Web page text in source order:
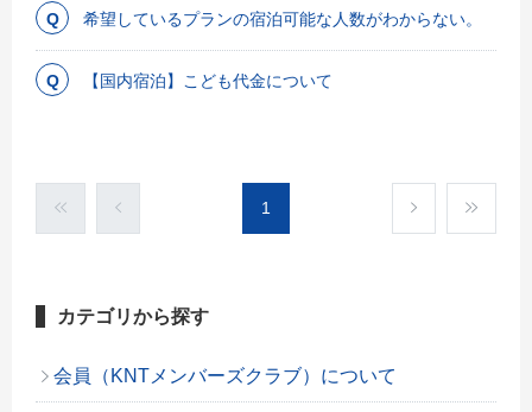
希望しているプランの宿泊可能な人数がわからない。
【国内宿泊】こども代金について
1
カテゴリから探す
会員（KNTメンバーズクラブ）について